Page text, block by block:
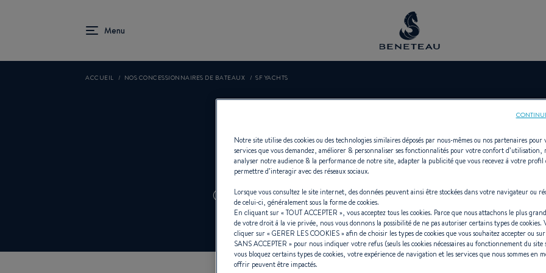
ACCUEIL NOS CONCESSIONNAIRES DE BATEAUX SF YACHTS
SF YACHTS
Concessionnaire In-bord, Hors-bord pour
Notre site utilise des cookies ou des technologies similaires déposés par nous-mêmes ou nos partenaires
services que vous demandez, améliorer & personnaliser ses fonctionnalités pour votre confort d’utilisation,
analyser notre audience & la performance de notre site, adapter la publicité que vous recevez à votre profil
permettre d’interagir avec des réseaux sociaux.
Lorsque vous consultez le site internet, des données peuvent ainsi être stockées dans votre navigateur ou
de celui-ci, généralement sous la forme de cookies.
En cliquant sur «TOUT ACCEPTER », vous acceptez tous les cookies. Parce que nous attachons le plus
de votre droit à la vie privée, nous vous donnons la possibilité de ne pas autoriser certains types de cookies.
cliquer sur «GERER LES COOKIES» afin de choisir les types de cookies que vous souhaitez accepter ou
SANS ACCEPTER » pour nous indiquer votre refus (seuls les cookies nécessaires au fonctionnement du site
vous bloquez certains types de cookies, votre expérience de navigation et les services que nous sommes en
offrir peuvent être impactés.